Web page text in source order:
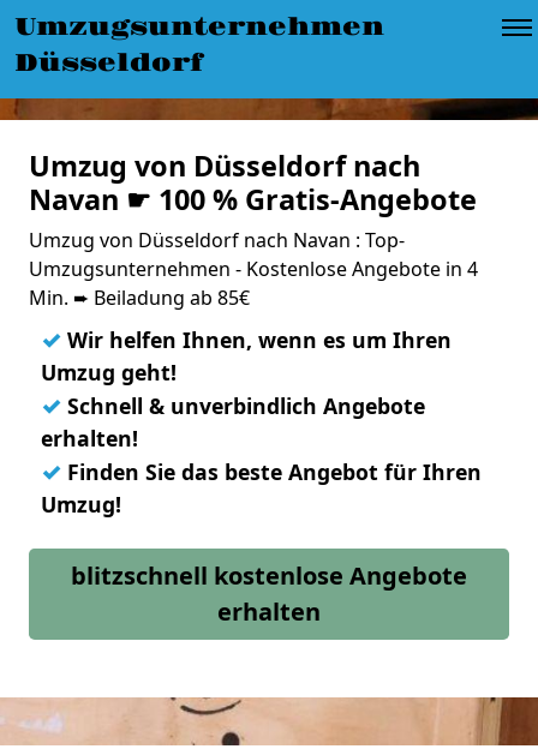
Umzugsunternehmen
Düsseldorf
Umzug von Düsseldorf nach
Navan ☛ 100 % Gratis-Angebote
Umzug von Düsseldorf nach Navan : Top-
Umzugsunternehmen - Kostenlose Angebote in 4
Min. ➨ Beiladung ab 85€
✓ Wir helfen Ihnen, wenn es um Ihren
Umzug geht!
✓ Schnell & unverbindlich Angebote
erhalten!
✓ Finden Sie das beste Angebot für Ihren
Umzug!
blitzschnell kostenlose Angebote
erhalten